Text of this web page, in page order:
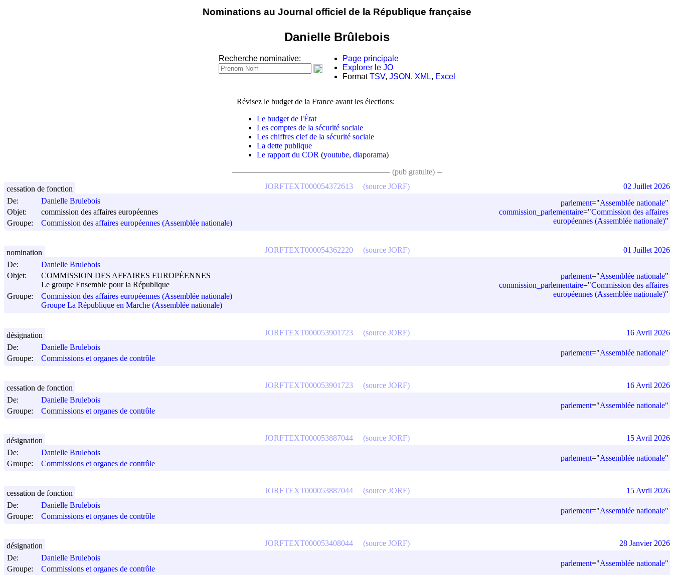
Nominations au Journal officiel de la République française
Danielle Brûlebois
Recherche nominative:
Page principale
Explorer le JO
FormatTSV, JSON , XML, Excel
Révisez le budget de la France avant les élections:
Le budget de l'État
Les comptes de la sécurité sociale
Les chiffres clef de la sécurité sociale
La dette publique
Le rapport du COR (youtube, diaporama)
(pub gratuite)
De:
Danielle Brulebois
Objet:
commission des affaires européennes
Groupe:
Commission des affaires européennes (Assemblée nationale)
parlement="Assemblée nationale"
commission_parlementaire="Commission des affaires
européennes (Assemblée nationale)"
JORFTEXT000054372613 (source JORF)
cessation de fonction 02 Juillet 2026
De:
Danielle Brulebois
Objet:
COMMISSION DES AFFAIRES EUROPÉENNES
Le groupe Ensemble pour la République
Groupe:
Commission des affaires européennes (Assemblée nationale)
Groupe La République en Marche (Assemblée nationale)
parlement="Assemblée nationale"
commission_parlementaire="Commission des affaires
européennes (Assemblée nationale)"
JORFTEXT000054362220 (source JORF)
nomination 01 Juillet 2026
De:
Danielle Brulebois
Groupe:
Commissions et organes de contrôle
parlement="Assemblée nationale"
JORFTEXT000053901723 (source JORF)
désignation 16 Avril 2026
De:
Danielle Brulebois
Groupe:
Commissions et organes de contrôle
parlement="Assemblée nationale"
JORFTEXT000053901723 (source JORF)
cessation de fonction 16 Avril 2026
De:
Danielle Brulebois
Groupe:
Commissions et organes de contrôle
parlement="Assemblée nationale"
JORFTEXT000053887044 (source JORF)
désignation 15 Avril 2026
De:
Danielle Brulebois
Groupe:
Commissions et organes de contrôle
parlement="Assemblée nationale"
JORFTEXT000053887044 (source JORF)
cessation de fonction 15 Avril 2026
De:
Danielle Brulebois
Groupe:
Commissions et organes de contrôle
parlement="Assemblée nationale"
JORFTEXT000053408044 (source JORF)
désignation 28 Janvier 2026